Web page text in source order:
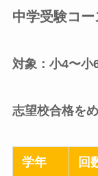
中学受験コー
対象：小4〜小
志望校合格を
学年 回